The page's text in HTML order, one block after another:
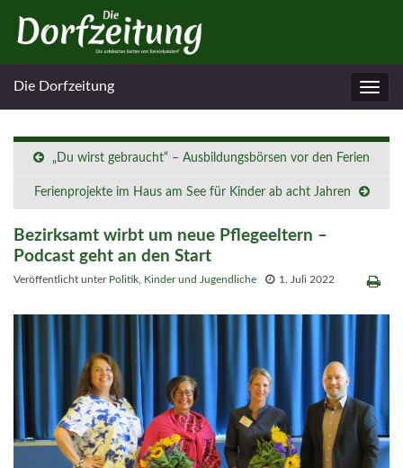
Die Dorfzeitung
„Du wirst gebraucht“ – Ausbildungsbörsen vor den Ferien
Ferienprojekte im Haus am See für Kinder ab acht Jahren
Bezirksamt wirbt um neue Pflegeeltern –
Podcast geht an den Start
Veröffentlicht unter Politik Kinder und Jugendliche 1. Juli 2022